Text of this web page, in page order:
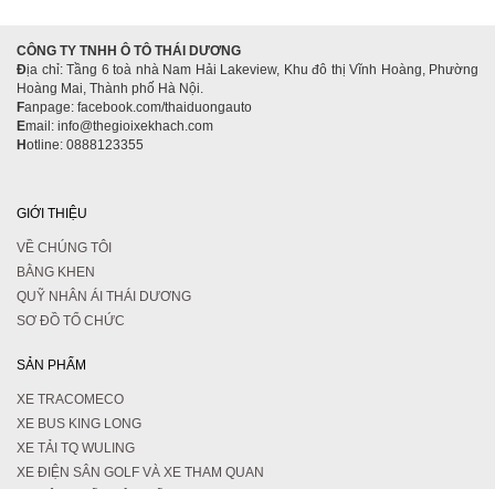
CÔNG TY TNHH Ô TÔ THÁI DƯƠNG
Địa chỉ: Tầng 6 toà nhà Nam Hải Lakeview, Khu đô thị Vĩnh Hoàng, Phường
Hoàng Mai, Thành phố Hà Nội.
Fanpage: facebook.com/thaiduongauto
Email: info@thegioixekhach.com
Hotline: 0888123355
GIỚI THIỆU
VỀ CHÚNG TÔI
BẰNG KHEN
QUỸ NHÂN ÁI THÁI DƯƠNG
SƠ ĐỒ TỔ CHỨC
SẢN PHẨM
XE TRACOMECO
XE BUS KING LONG
XE TẢI TQ WULING
XE ĐIỆN SÂN GOLF VÀ XE THAM QUAN